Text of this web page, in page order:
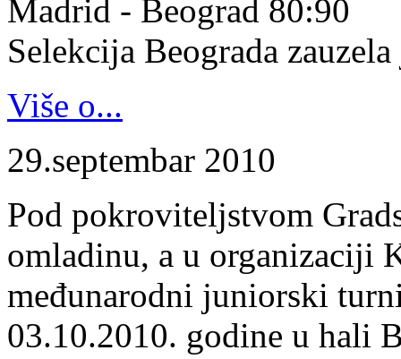
Madrid - Beograd 80:90
Selekcija Beograda
Više o...
29.septembar 2010
Pod pokroviteljstvom
omladinu, a u organizaciji
međunarodni juniorski
03.10.2010. godine u hali